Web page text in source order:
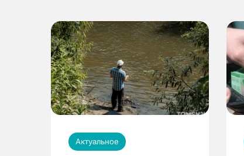
Актуальное